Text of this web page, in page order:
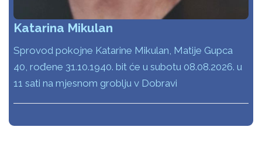
Katarina Mikulan
Sprovod pokojne Katarine Mikulan, Matije Gupca
40, rođene 31.10.1940. bit će u subotu 08.08.2026. u
11 sati na mjesnom groblju v Dobravi